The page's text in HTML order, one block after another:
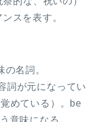
スを表す。
名詞。
詞が元になってい
めている）。be
意味になる。